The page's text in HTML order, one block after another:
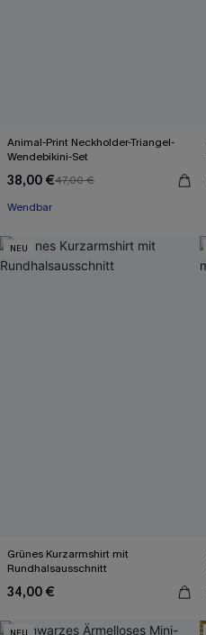
Animal-Print Neckholder-Triangel-
Wendebikini-Set
38,00 €47,00 €
Wendbar
NEU
Grünes Kurzarmshirt mit
Rundhalsausschnitt
34,00 €
NEU